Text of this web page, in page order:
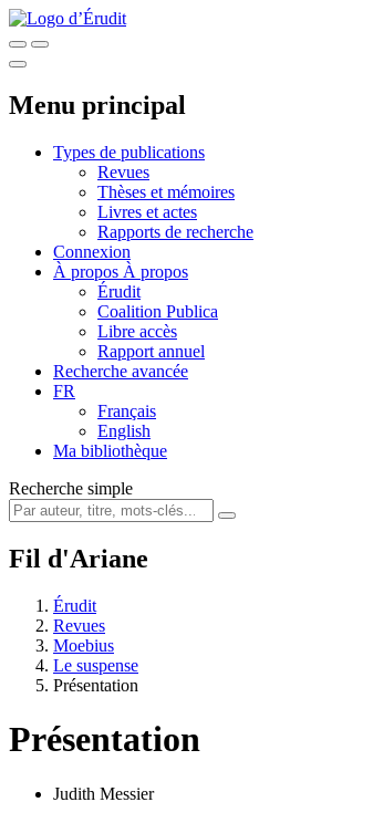
Menu principal
Types de publications
Revues
Thèses et mémoires
Livres et actes
Rapports de recherche
Connexion
À propos À propos
Érudit
Coalition Publica
Libre accès
Rapport annuel
Recherche avancée
FR
Français
English
Ma bibliothèque
Recherche simple
Fil d'Ariane
Érudit
Revues
Moebius
Le suspense
Présentation
Présentation
Judith Messier